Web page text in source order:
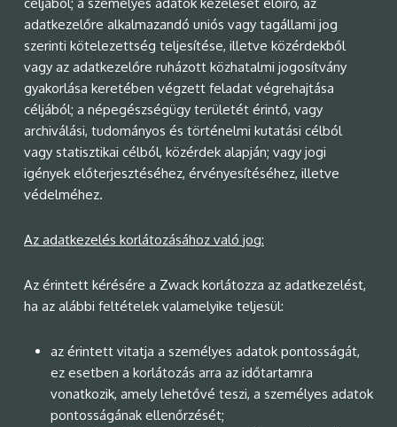
adatkezelőre alkalmazandó uniós vagy tagállami jog
szerinti kötelezettség teljesítése, illetve közérdekből
vagy az adatkezelőre ruházott közhatalmi jogosítvány
gyakorlása keretében végzett feladat végrehajtása
céljából; a népegészségügy területét érintő, vagy
archiválási, tudományos és történelmi kutatási célból
vagy statisztikai célból, közérdek alapján; vagy jogi
igények előterjesztéséhez, érvényesítéséhez, illetve
védelméhez.
Az adatkezelés korlátozásához való jog:
Az érintett kérésére a Zwack korlátozza az adatkezelést,
ha az alábbi feltételek valamelyike teljesül:
az érintett vitatja a személyes adatok pontosságát,
ez esetben a korlátozás arra az időtartamra
vonatkozik, amely lehetővé teszi, a személyes adatok
pontosságának ellenőrzését;